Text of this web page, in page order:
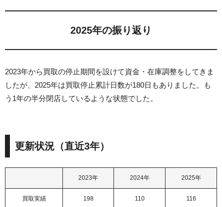
2025年の振り返り
2023年から買取の停止期間を設けて資金・在庫調整をしてきま
したが、2025年は買取停止累計日数が180日もありました。も
う1年の半分閉店しているような状態でした。
更新状況（直近3年）
2023年 2024年 2025年
買取実績 198 110 116